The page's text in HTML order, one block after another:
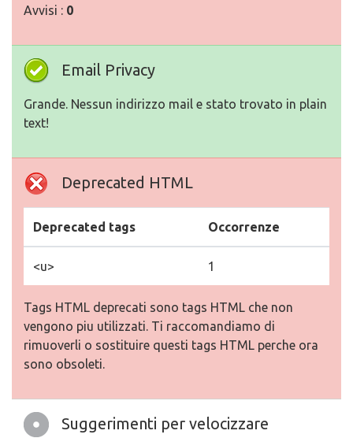
Avvisi : 0
Email Privacy
Grande. Nessun indirizzo mail e stato trovato in plain
text!
Deprecated HTML
Deprecated tags Occorrenze
<u> 1
Tags HTML deprecati sono tags HTML che non
vengono piu utilizzati. Ti raccomandiamo di
rimuoverli o sostituire questi tags HTML perche ora
sono obsoleti.
Suggerimenti per velocizzare